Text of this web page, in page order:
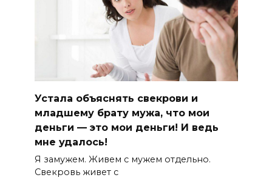
Устала объяснять свекрови и
младшему брату мужа, что мои
деньги — это мои деньги! И ведь
мне удалось!
Я замужем. Живем с мужем отдельно.
Свекровь живет с